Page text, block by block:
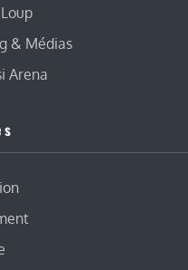
& Médias
Arena